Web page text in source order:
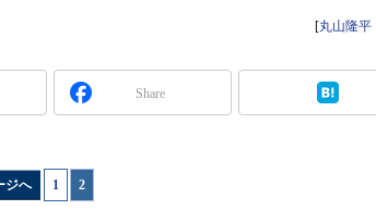
[丸山隆平
Share
ジへ 1 2